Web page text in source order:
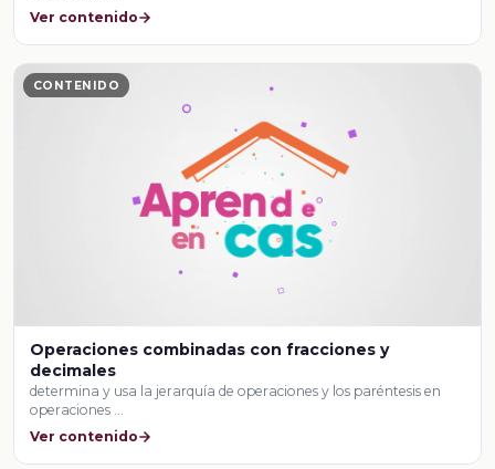
Ver contenido
CONTENIDO
Operaciones combinadas con fracciones y
decimales
determina y usa la jerarquía de operaciones y los paréntesis en
operaciones …
Ver contenido